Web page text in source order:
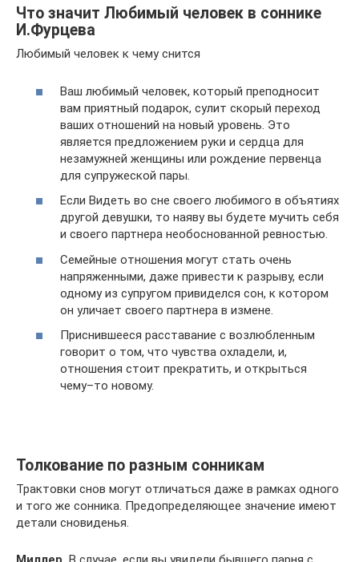
Что значит Любимый человек в соннике
И.Фурцева
Любимый человек к чему снится
Ваш любимый человек, который преподносит
вам приятный подарок, сулит скорый переход
ваших отношений на новый уровень. Это
является предложением руки и сердца для
незамужней женщины или рождение первенца
для супружеской пары.
Если Видеть во сне своего любимого в объятиях
другой девушки, то наяву вы будете мучить себя
и своего партнера необоснованной ревностью.
Семейные отношения могут стать очень
напряженными, даже привести к разрыву, если
одному из супругом привиделся сон, к котором
он уличает своего партнера в измене.
Приснившееся расставание с возлюбленным
говорит о том, что чувства охладели, и,
отношения стоит прекратить, и открыться
чему–то новому.
Толкование по разным сонникам
Трактовки снов могут отличаться даже в рамках одного
и того же сонника. Предопределяющее значение имеют
детали сновиденья.